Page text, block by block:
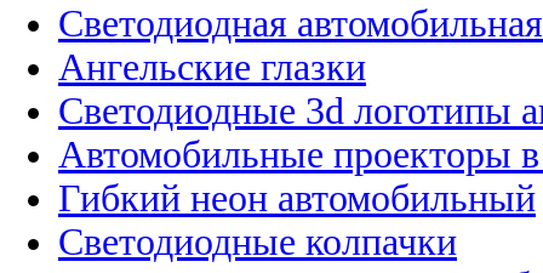
Светодиодная
Ангельские глазки
Светодиодные 3d логотипы
Автомобильные проекторы
Гибкий неон автомобильный
Светодиодные колпачки